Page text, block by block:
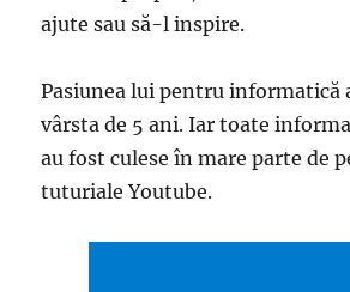
ajute sau să-l inspire.
Pasiunea lui pentru informatică
vârsta de 5 ani. Iar toate
au fost culese în mare parte de
tuturiale Youtube.